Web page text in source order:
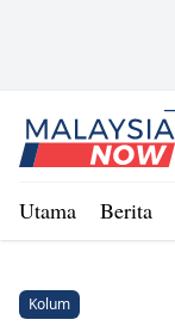
Home
Utama Berita
Kolum